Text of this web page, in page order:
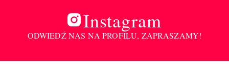
Instagram
ODWIEDŹ NAS NA PROFILU, ZAPRASZAMY!